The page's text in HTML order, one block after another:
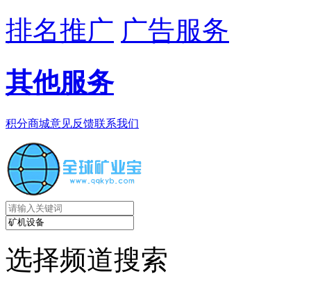
排名推广 广告服务
其他服务
积分商城意见反馈联系我们
选择频道搜索